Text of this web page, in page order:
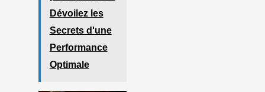
Dévoilez les
Secrets d'une
Performance
Optimale